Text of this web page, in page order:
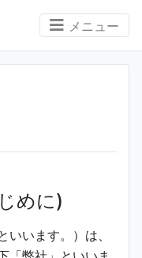
メニュー
めに)
います。）は、